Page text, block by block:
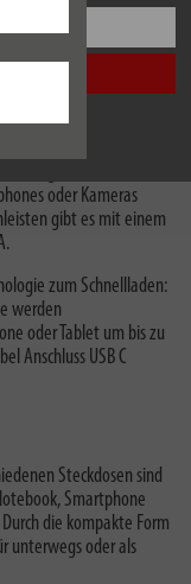
oder Kameras
gibt es mit einem
zum Schnellladen:
werden
oder Tablet um bis zu
Anschluss USB C
Steckdosen sind
Smartphone
die kompakte Form
unterwegs oder als